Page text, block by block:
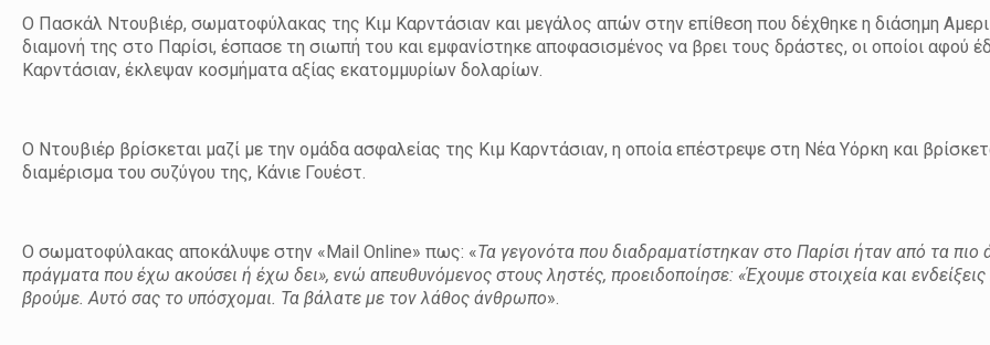
Ο Πασκάλ Ντουβιέρ, σωματοφύλακας της Κιμ Καρντάσιαν και μεγάλος απών στην επίθεση που δέχθηκε η διάσημη
διαμονή της στο Παρίσι, έσπασε τη σιωπή του και εμφανίστηκε αποφασισμένος να βρει τους δράστες, οι οποίοι αφού
Καρντάσιαν, έκλεψαν κοσμήματα αξίας εκατομμυρίων δολαρίων.
Ο Ντουβιέρ βρίσκεται μαζί με την ομάδα ασφαλείας της Κιμ Καρντάσιαν, η οποία επέστρεψε στη Νέα Υόρκη και
διαμέρισμα του συζύγου της, Κάνιε Γουέστ.
Ο σωματοφύλακας αποκάλυψε στην «Mail Online» πως: «Τα γεγονότα που διαδραματίστηκαν στο Παρίσι ήταν από τα
πράγματα που έχω ακούσει ή έχω δει», ενώ απευθυνόμενος στους ληστές, προειδοποίησε: «Έχουμε στοιχεία και
βρούμε. Αυτό σας το υπόσχομαι. Τα βάλατε με τον λάθος άνθρωπο».